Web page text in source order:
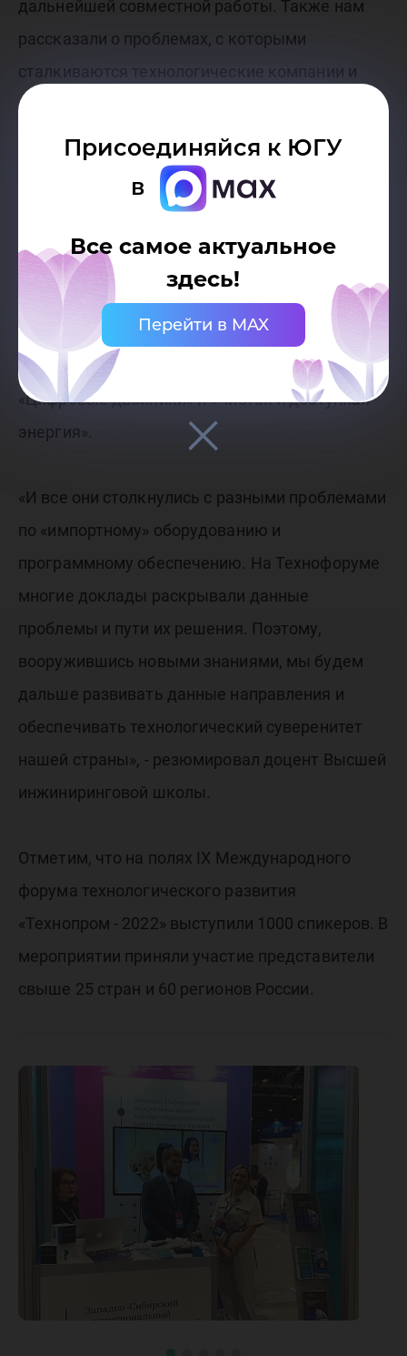
Присоединяйся к ЮГУ
в
Все самое актуальное
здесь!
Перейти в MAX
дальнейшей совместной работы. Также нам
рассказали о проблемах, с которыми
сталкиваются технологические компании и
проектные команды», - отметил Станислав
Долингер.
Добавим, что в нашем университете есть
разработки, направленные на решения
проблем устойчивого развития страны. Они, в
частности, касаются виртуальной реальности,
цифровизации и зелёной энергетики. Среди
них такие проекты, как «VR-тренажеры»,
«Цифровые двойники» и «Чистая и доступная
энергия».
«И все они столкнулись с разными проблемами
по «импортному» оборудованию и
программному обеспечению. На Технофоруме
многие доклады раскрывали данные
проблемы и пути их решения. Поэтому,
вооружившись новыми знаниями, мы будем
дальше развивать данные направления и
обеспечивать технологический суверенитет
нашей страны», - резюмировал доцент Высшей
инжиниринговой школы.
Отметим, что на полях IX Международного
форума технологического развития
«Технопром - 2022» выступили 1000 спикеров. В
мероприятии приняли участие представители
свыше 25 стран и 60 регионов России.